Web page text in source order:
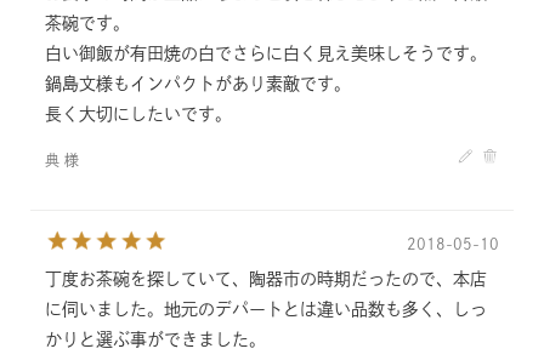
茶碗です。
白い御飯が有田焼の白でさらに白く見え美味しそうです。
鍋島文様もインパクトがあり素敵です。
長く大切にしたいです。
典 様
2018-05-10
丁度お茶碗を探していて、陶器市の時期だったので、本店
に伺いました。地元のデパートとは違い品数も多く、しっ
かりと選ぶ事ができました。